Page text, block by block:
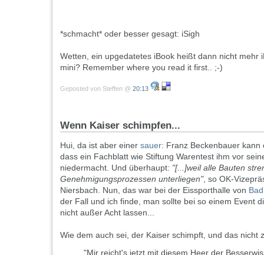
*schmacht* oder besser gesagt: iSigh
Wetten, ein upgedatetes iBook heißt dann nicht mehr
mini? Remember where you read it first.. ;-)
Geposted von Steffen @ 20:13
Wenn Kaiser schimpfen...
Hui, da ist aber einer sauer: Franz Beckenbauer
dass ein Fachblatt wie Stiftung Warentest ihm vor
niedermacht. Und überhaupt: "[...]weil alle Bauten
Genehmigungsprozessen unterliegen", so OK-
Niersbach. Nun, das war bei der Eissporthalle von
der Fall und ich finde, man sollte bei so einem Event
nicht außer Acht lassen...
Wie dem auch sei, der Kaiser schimpft, und das nicht
"Mir reicht's jetzt mit diesem Heer der